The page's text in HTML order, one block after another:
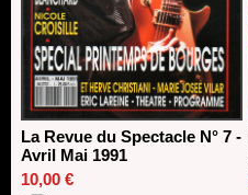
La Revue du Spectacle N° 7 -
Avril Mai 1991
10,00 €